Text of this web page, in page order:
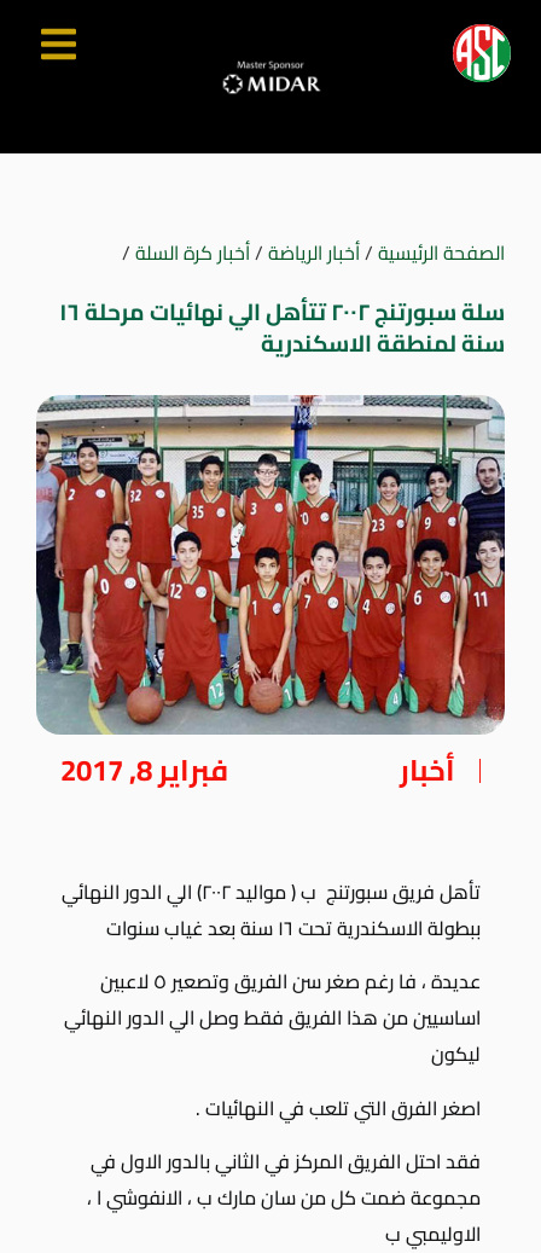
الصفحة الرئيسية/أخبار الرياضة/أخبار كرة السلة/
سلة سبورتنج ٢٠٠٢ تتأهل الي نهائيات مرحلة ١٦
سنة لمنطقة الاسكندرية
أخبار فبراير 8, 2017
تأهل فريق سبورتنج ب ( مواليد ٢٠٠٢) الي الدور النهائي
ببطولة الاسكندرية تحت ١٦ سنة بعد غياب سنوات
عديدة ، فا رغم صغر سن الفريق وتصعير ٥ لاعبين
اساسيين من هذا الفريق فقط وصل الي الدور النهائي
ليكون
اصغر الفرق التي تلعب في النهائيات .
فقد احتل الفريق المركز في الثاني بالدور الاول في
مجموعة ضمت كل من سان مارك ب ، الانفوشي ا ،
الاوليمبي ب